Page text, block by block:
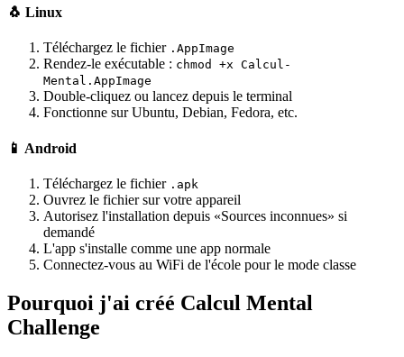
🐧 Linux
Téléchargez le fichier .AppImage
Rendez-le exécutable : chmod +x Calcul-
Mental.AppImage
Double-cliquez ou lancez depuis le terminal
Fonctionne sur Ubuntu, Debian, Fedora, etc.
📱 Android
Téléchargez le fichier .apk
Ouvrez le fichier sur votre appareil
Autorisez l'installation depuis «Sources inconnues» si
demandé
L'app s'installe comme une app normale
Connectez-vous au WiFi de l'école pour le mode classe
Pourquoi j'ai créé Calcul Mental
Challenge